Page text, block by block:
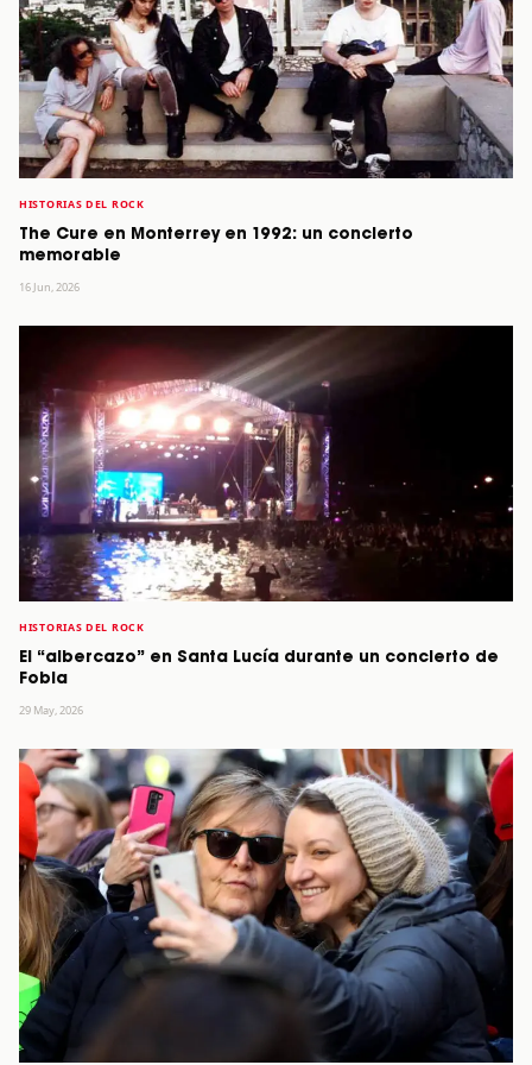
HISTORIAS DEL ROCK
The Cure en Monterrey en 1992: un concierto
memorable
16 Jun, 2026
HISTORIAS DEL ROCK
El “albercazo” en Santa Lucía durante un concierto de
Fobia
29 May, 2026